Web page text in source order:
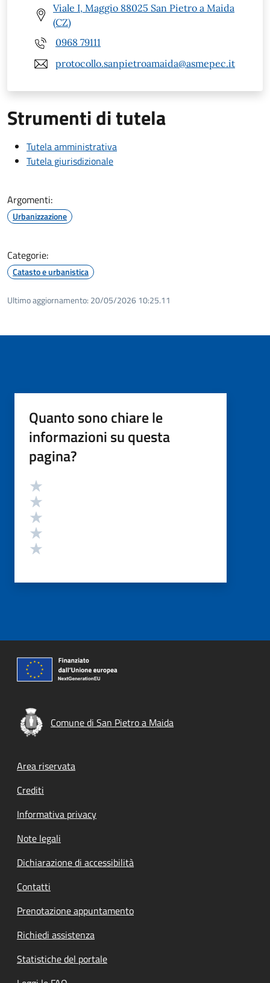
Viale I, Maggio 88025 San Pietro a Maida
(CZ)
0968 79111
protocollo.sanpietroamaida@asmepec.it
Strumenti di tutela
Tutela amministrativa
Tutela giurisdizionale
Argomenti:
Urbanizzazione
Categorie:
Catasto e urbanistica
Ultimo aggiornamento: 20/05/2026 10:25.11
Quanto sono chiare le
informazioni su questa
pagina?
Valutazione
Comune di San Pietro a Maida
Footer menu
Area riservata
Crediti
Informativa privacy
Note legali
Dichiarazione di accessibilità
Contatti
Prenotazione appuntamento
Richiedi assistenza
Statistiche del portale